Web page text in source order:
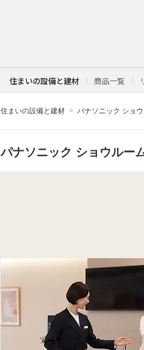
住まいの設備と建材 商品一覧
住まいの設備と建材 パナソニック ショ
パナソニック ショウルー